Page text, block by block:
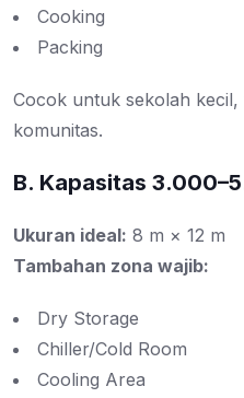
Cooking
Packing
Cocok untuk sekolah
komunitas.
B. Kapasitas
Ukuran ideal: 8 m × 12 m
Tambahan zona wajib:
Dry Storage
Chiller/Cold Room
Cooling Area